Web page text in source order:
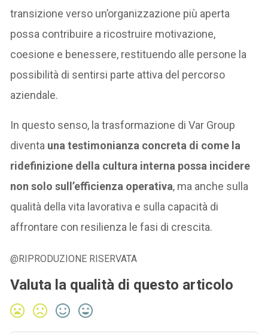
transizione verso un’organizzazione più aperta
possa contribuire a ricostruire motivazione,
coesione e benessere, restituendo alle persone la
possibilità di sentirsi parte attiva del percorso
aziendale.
In questo senso, la trasformazione di Var Group
diventa una testimonianza concreta di come la
ridefinizione della cultura interna possa incidere
non solo sull’efficienza operativa, ma anche sulla
qualità della vita lavorativa e sulla capacità di
affrontare con resilienza le fasi di crescita.
@RIPRODUZIONE RISERVATA
Valuta la qualità di questo articolo